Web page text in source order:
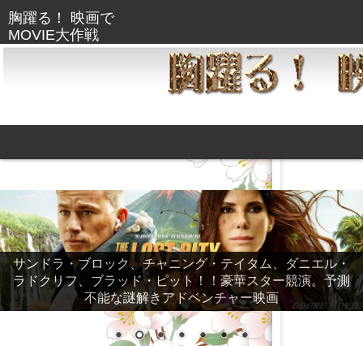
サンドラ・ブロック、チャニング・テイタム、ダニエル・
ラドクリフ、ブラッド・ピット！！豪華スター競演。予測
不能な謎解きアドベンチャー映画